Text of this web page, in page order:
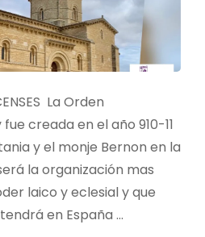
La Orden
creada en el año 910-11
y el monje Bernon en la
la organización mas
laico y eclesial y que
en España …